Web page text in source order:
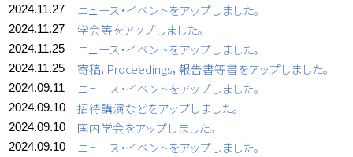
2024.11.27 ニュース・イベントをアップしました。
2024.11.27 学会等をアップしました。
2024.11.25 ニュース・イベントをアップしました。
2024.11.25 寄稿，Proceedings，報告書等書をアップしました。
2024.09.11 ニュース・イベントをアップしました。
2024.09.10 招待講演などをアップしました。
2024.09.10 国内学会をアップしました。
2024.09.10 ニュース・イベントをアップしました。